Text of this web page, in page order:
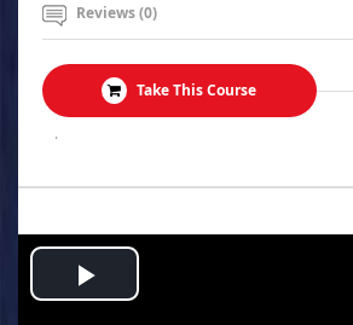
Reviews (0)
Take This Course
.
Play